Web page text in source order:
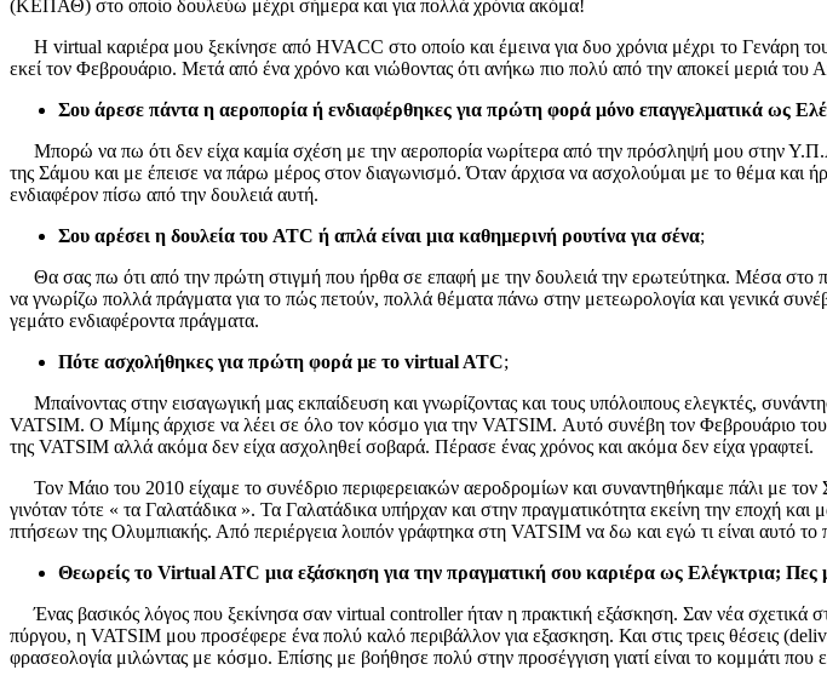
(ΚΕΠΑΘ) στο οποίο δουλεύω μέχρι σήμερα και για πολλά χρόνια ακόμα!
Η virtual καριέρα μου ξεκίνησε από HVACC στο οποίο και έμεινα για δυο χρόνια μέχρι το Γενάρη
εκεί τον Φεβρουάριο. Μετά από ένα χρόνο και νιώθοντας ότι ανήκω πιο πολύ από την αποκεί μεριά
Σου άρεσε πάντα η αεροπορία ή ενδιαφέρθηκες για πρώτη φορά μόνο επαγγελματικά ως
Μπορώ να πω ότι δεν είχα καμία σχέση με την αεροπορία νωρίτερα από την πρόσληψή μου στην
της Σάμου και με έπεισε να πάρω μέρος στον διαγωνισμό. Όταν άρχισα να ασχολούμαι με το θέμα και
ενδιαφέρον πίσω από την δουλειά αυτή.
Σου αρέσει η δουλεία του ATC ή απλά είναι μια καθημερινή ρουτίνα για σένα;
Θα σας πω ότι από την πρώτη στιγμή που ήρθα σε επαφή με την δουλειά την ερωτεύτηκα. Μέσα στο
να γνωρίζω πολλά πράγματα για το πώς πετούν, πολλά θέματα πάνω στην μετεωρολογία και γενικά
γεμάτο ενδιαφέροντα πράγματα.
Πότε ασχολήθηκες για πρώτη φορά με το virtual ATC;
Μπαίνοντας στην εισαγωγική μας εκπαίδευση και γνωρίζοντας και τους υπόλοιπους ελεγκτές,
VATSIM. Ο Μίμης άρχισε να λέει σε όλο τον κόσμο για την VATSIM. Αυτό συνέβη τον Φεβρουάριο του
της VATSIM αλλά ακόμα δεν είχα ασχοληθεί σοβαρά. Πέρασε ένας χρόνος και ακόμα δεν είχα γραφτεί.
Τον Μάιο του 2010 είχαμε το συνέδριο περιφερειακών αεροδρομίων και συναντηθήκαμε πάλι με
γινόταν τότε « τα Γαλατάδικα ». Τα Γαλατάδικα υπήρχαν και στην πραγματικότητα εκείνη την εποχή
πτήσεων της Ολυμπιακής. Από περιέργεια λοιπόν γράφτηκα στη VATSIM να δω και εγώ τι είναι αυτό
Θεωρείς το Virtual ATC μια εξάσκηση για την πραγματική σου καριέρα ως Ελέγκτρια; Πες
Ένας βασικός λόγος που ξεκίνησα σαν virtual controller ήταν η πρακτική εξάσκηση. Σαν νέα σχετικά
πύργου, η VATSIM μου προσέφερε ένα πολύ καλό περιβάλλον για εξασκηση. Και στις τρεις θέσεις
φρασεολογία μιλώντας με κόσμο. Επίσης με βοήθησε πολύ στην προσέγγιση γιατί είναι το κομμάτι